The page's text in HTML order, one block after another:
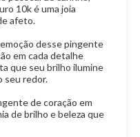
10k é uma joia
afeto.
desse pingente
em cada detalhe
que seu brilho ilumine
seu redor.
de coração em
de brilho e beleza que